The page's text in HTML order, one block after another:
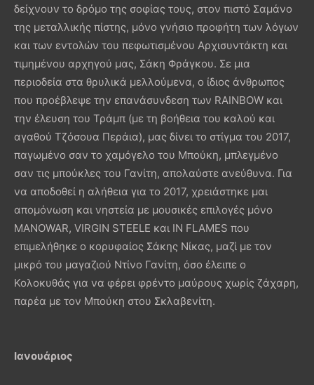
δείχνουν το δρόμο της σοφίας τους, στον πιστό Σαμάνο
της μεταλλικής πίστης, μόνο γνήσιο προφήτη των λόγων
και των εντολών του πεφωτισμένου Αρχισυντάκτη και
τιμημένου αρχηγού μας, Σάκη Φράγκου. Σε μια
περιοδεία στα θρυλικά μελλούμενα, ο ίδιος άνθρωπος
που προέβλεψε την επανάσυνδεση των RAINBOW και
την έλευση του Τράμπ (με τη βοήθεια του καλού και
αγαθού Τζόσουα Περάια), μας δίνει το στίγμα του 2017,
παγωμένο σαν το χαμόγελο του Μπούκη, μπλεγμένο
σαν τις μπούκλες του Γανίτη, απολαύστε ανεύθυνα. Για
να αποδοθεί η αλήθεια για το 2017, χρειάστηκε μαι
απομόνωση και νηστεία με μουσικές επιλογές μόνο
MANOWAR, VIRGIN STEELE και IN FLAMES που
επιμελήθηκε ο κορυφαίος Σάκης Νίκας, μαζί με τον
μικρό του μαγαζιού Ντίνο Γανίτη, όσο έλειπε ο
Κολοκυθάς για να φέρει φρέντο μαύρους χωρίς ζάχαρη,
παρέα με τον Μπούκη στου Σκλαβενίτη.
Ιανουάριος